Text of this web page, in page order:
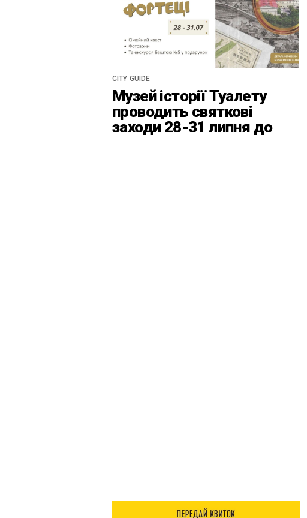
CITY GUIDE
Музей історії Туалету
проводить святкові
заходи 28-31 липня до